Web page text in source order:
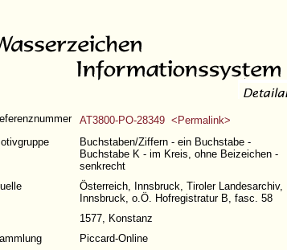
AT3800-PO-28349 <Permalink>
Buchstaben/Ziffern - ein Buchstabe -
Buchstabe K - im Kreis, ohne Beizeichen -
senkrecht
Österreich, Innsbruck, Tiroler Landesarchiv,
Innsbruck, o.Ö. Hofregistratur B, fasc. 58
1577, Konstanz
Piccard-Online